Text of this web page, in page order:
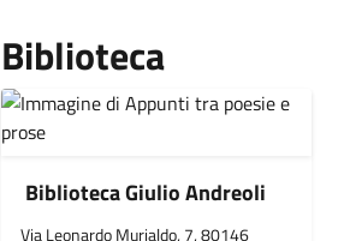
Biblioteca
Biblioteca Giulio Andreoli
Via Leonardo Murialdo, 7, 80146